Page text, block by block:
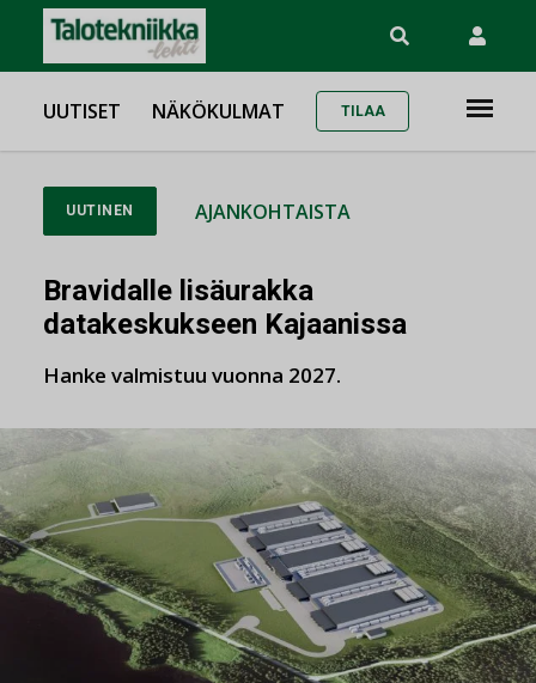
UUTISET NÄKÖKULMAT TILAA
UUTINEN AJANKOHTAISTA
Bravidalle lisäurakka
datakeskukseen Kajaanissa
Hanke valmistuu vuonna 2027.